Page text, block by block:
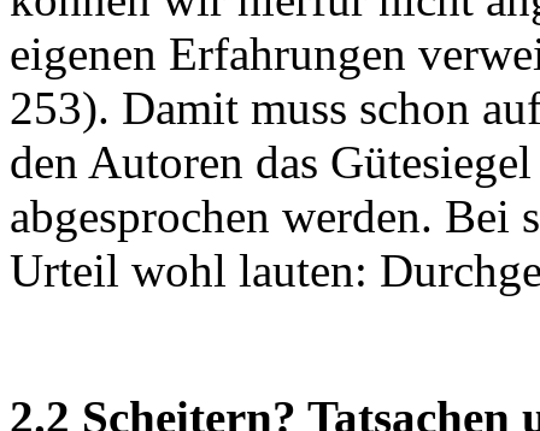
eigenen Erfahrungen
253). Damit muss schon
den Autoren das
abgesprochen werden. Bei
Urteil wohl lauten:
2.2 Scheitern?